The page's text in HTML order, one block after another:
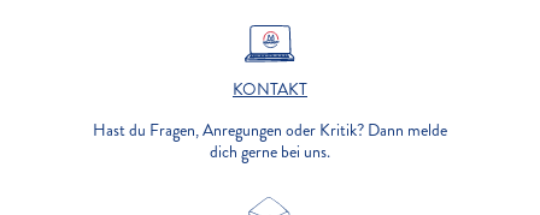
KONTAKT
Hast du Fragen, Anregungen oder Kritik? Dann melde
dich gerne bei uns.